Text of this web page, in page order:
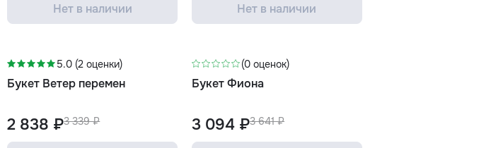
Нет в наличии Нет в наличии
5.0 (2 оценки)
Букет Ветер перемен
3 339 ₽
2 838 ₽
(0 оценок)
Букет Фиона
3 641 ₽
3 094 ₽